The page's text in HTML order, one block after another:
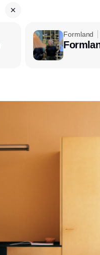
Formland